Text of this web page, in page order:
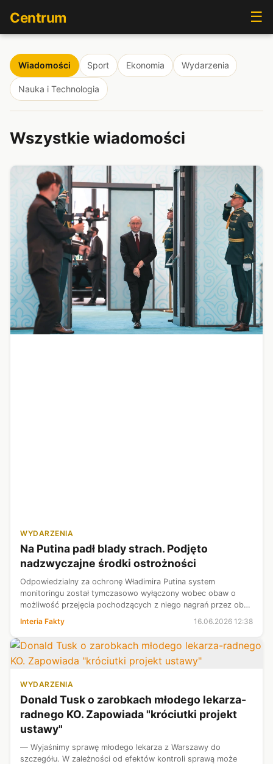
Centrum ☰
Wiadomości Sport Ekonomia Wydarzenia
Nauka i Technologia
Wszystkie wiadomości
WYDARZENIA
Na Putina padł blady strach. Podjęto
nadzwyczajne środki ostrożności
Odpowiedzialny za ochronę Władimira Putina system
monitoringu został tymczasowo wyłączony wobec obaw o
możliwość przejęcia pochodzących z niego nagrań przez obce
Chameneiego. Lokalizację najwyższego ...
Interia Fakty 16.06.2026 12:38
WYDARZENIA
Donald Tusk o zarobkach młodego lekarza-
radnego KO. Zapowiada "króciutki projekt
ustawy"
— Wyjaśnimy sprawę młodego lekarza z Warszawy do
szczegółu. W zależności od efektów kontroli sprawą może